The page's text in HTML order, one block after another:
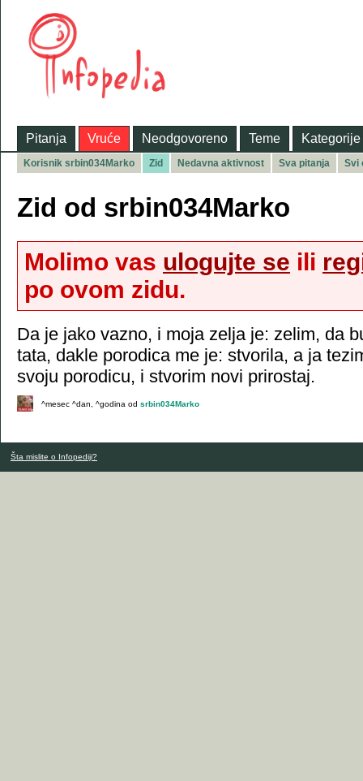
Pitanja Vruće Neodgovoreno Teme Kategorije
Korisnik srbin034Marko Zid Nedavna aktivnost Sva pitanja Svi
Zid od srbin034Marko
Molimo vas ulogujte se ili
po ovom zidu.
Da je jako vazno, i moja zelja je: zelim, da
tata, dakle porodica me je: stvorila, a ja
svoju porodicu, i stvorim novi prirostaj.
^mesec ^dan, ^godina od srbin034Marko
Šta mislite o Infopediji?